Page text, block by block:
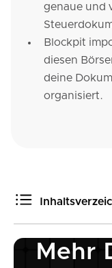
genaue und
Blockpit
diesen
deine
organisiert.
Was ist der
Mehr